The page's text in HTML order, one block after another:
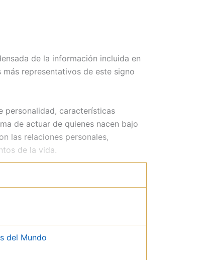
de la información incluida en
representativos de este signo
personalidad, características
de actuar de quienes nacen bajo
las relaciones personales,
de la vida.
curiosa y atractiva dentro de
pueden reunirse ideas y
del Mundo